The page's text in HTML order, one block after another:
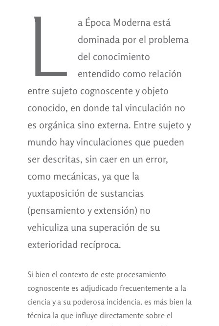
L
a Época Moderna está
dominada por el problema
del conocimiento
entendido como relación
entre sujeto cognoscente y objeto
conocido, en donde tal vinculación no
es orgánica sino externa. Entre sujeto y
mundo hay vinculaciones que pueden
ser descritas, sin caer en un error,
como mecánicas, ya que la
yuxtaposición de sustancias
(pensamiento y extensión) no
vehiculiza una superación de su
exterioridad recíproca.
Si bien el contexto de este procesamiento
cognoscente es adjudicado frecuentemente a la
ciencia y a su poderosa incidencia, es más bien la
técnica la que influye directamente sobre el